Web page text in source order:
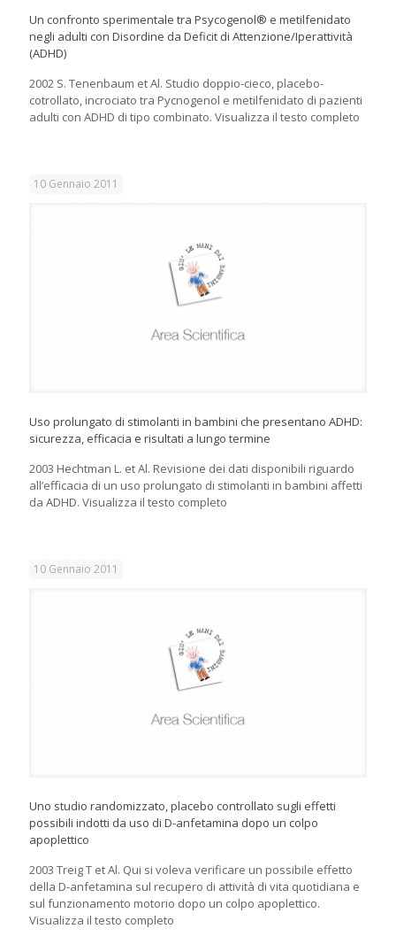
Un confronto sperimentale tra Psycogenol® e metilfenidato
negli adulti con Disordine da Deficit di Attenzione/Iperattività
(ADHD)
2002 S. Tenenbaum et Al. Studio doppio-cieco, placebo-
cotrollato, incrociato tra Pycnogenol e metilfenidato di pazienti
adulti con ADHD di tipo combinato. Visualizza il testo completo
10 Gennaio 2011
Uso prolungato di stimolanti in bambini che presentano ADHD:
sicurezza, efficacia e risultati a lungo termine
2003 Hechtman L. et Al. Revisione dei dati disponibili riguardo
all’efficacia di un uso prolungato di stimolanti in bambini affetti
da ADHD. Visualizza il testo completo
10 Gennaio 2011
Uno studio randomizzato, placebo controllato sugli effetti
possibili indotti da uso di D-anfetamina dopo un colpo
apoplettico
2003 Treig T et Al. Qui si voleva verificare un possibile effetto
della D-anfetamina sul recupero di attività di vita quotidiana e
sul funzionamento motorio dopo un colpo apoplettico.
Visualizza il testo completo